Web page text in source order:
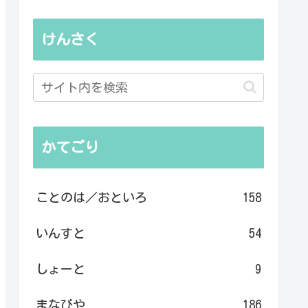
けんさく
かてごり
ことのは／おといろ 158
いんすと 54
しょーと 9
まなびや 186